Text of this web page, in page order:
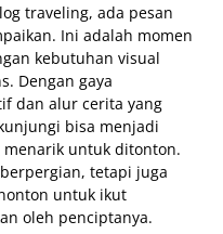
traveling, ada pesan
Ini adalah momen
kebutuhan visual
Dengan gaya
dan alur cerita yang
bisa menjadi
untuk ditonton.
tetapi juga
untuk ikut
oleh penciptanya.